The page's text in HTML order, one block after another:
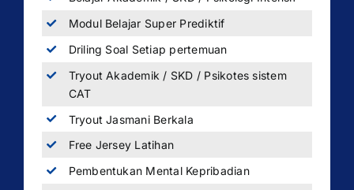
Modul Belajar Super Prediktif
Driling Soal Setiap pertemuan
Tryout Akademik / SKD / Psikotes sistem
CAT
Tryout Jasmani Berkala
Free Jersey Latihan
Pembentukan Mental Kepribadian